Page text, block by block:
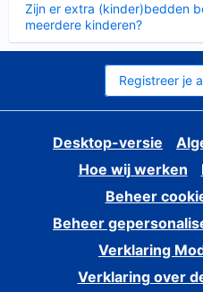
Zijn er extra (kinder)bedden
meerdere kinderen?
Registreer je
Desktop-versie
Hoe wij werken
Beheer
Beheer
Verklaring
Verklaring over